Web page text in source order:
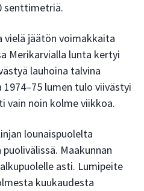
senttimetriä.
vielä jäätön voimakkaita
Merikarvialla lunta kertyi
lauhoina talvina
lumen tulo viivästyi
vain noin kolme viikkoa.
lounaispuolelta
Maakunnan
asti. Lumipeite
kuukaudesta